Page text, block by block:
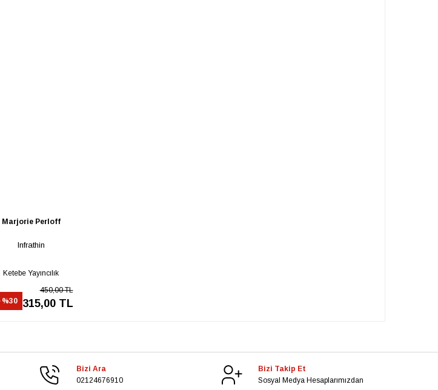
Marjorie Perloff
Infrathin
Ketebe Yayıncılık
%30
450,00 TL
315,00 TL
Bizi Ara
02124676910
Bizi Takip Et
Sosyal Medya Hesaplarımızdan